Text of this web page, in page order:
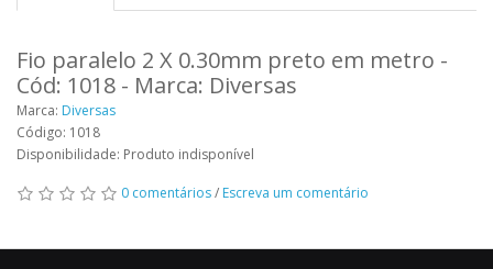
Fio paralelo 2 X 0.30mm preto em metro -
Cód: 1018 - Marca: Diversas
Marca: Diversas
Código: 1018
Disponibilidade: Produto indisponível
0 comentários/ Escreva um comentário